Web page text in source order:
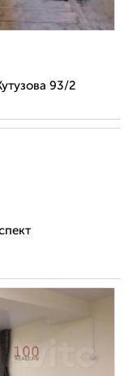
93/2